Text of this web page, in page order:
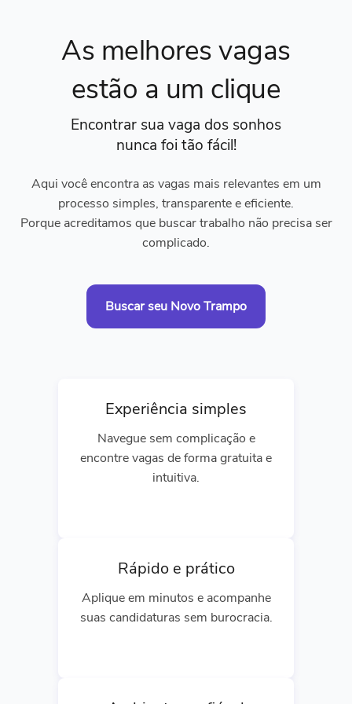
As melhores vagas
estão a um clique
Encontrar sua vaga dos sonhos
nunca foi tão fácil!
Aqui você encontra as vagas mais relevantes em um
processo simples, transparente e eficiente.
Porque acreditamos que buscar trabalho não precisa ser
complicado.
Buscar seu Novo Trampo
Experiência simples
Navegue sem complicação e
encontre vagas de forma gratuita e
intuitiva.
Rápido e prático
Aplique em minutos e acompanhe
suas candidaturas sem burocracia.